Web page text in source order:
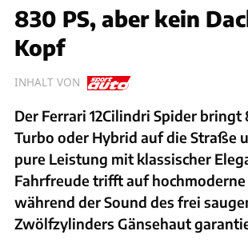
830 PS, aber kein
Kopf
INHALT VON
Der Ferrari 12Cilindri Spider bringt
Turbo oder Hybrid auf die Straße
pure Leistung mit klassischer
Fahrfreude trifft auf hochmoderne
während der Sound des frei
Zwölfzylinders Gänsehaut